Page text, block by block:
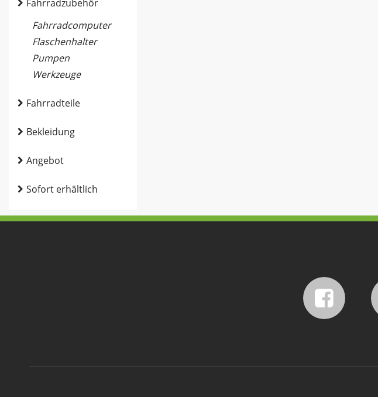
Fahrradzubehör
Fahrradcomputer
Flaschenhalter
Pumpen
Werkzeuge
Fahrradteile
Bekleidung
Angebot
Sofort erhältlich